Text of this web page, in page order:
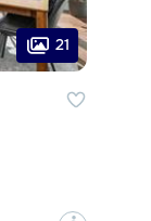
21